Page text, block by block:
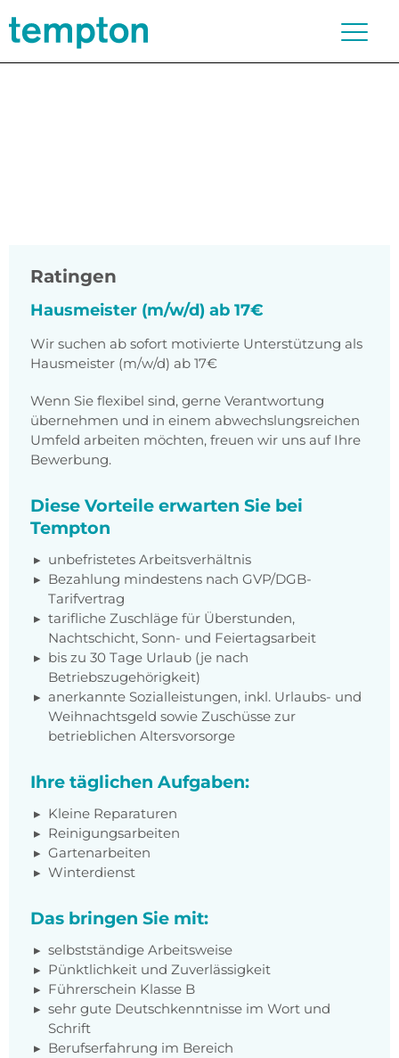
Ratingen
Hausmeister (m/w/d) ab 17€
Wir suchen ab sofort motivierte Unterstützung als
Hausmeister (m/w/d) ab 17€
Wenn Sie flexibel sind, gerne Verantwortung
übernehmen und in einem abwechslungsreichen
Umfeld arbeiten möchten, freuen wir uns auf Ihre
Bewerbung.
Diese Vorteile erwarten Sie bei
Tempton
unbefristetes Arbeitsverhältnis
Bezahlung mindestens nach GVP/DGB-
Tarifvertrag
tarifliche Zuschläge für Überstunden,
Nachtschicht, Sonn- und Feiertagsarbeit
bis zu 30 Tage Urlaub (je nach
Betriebszugehörigkeit)
anerkannte Sozialleistungen, inkl. Urlaubs- und
Weihnachtsgeld sowie Zuschüsse zur
betrieblichen Altersvorsorge
Ihre täglichen Aufgaben:
Kleine Reparaturen
Reinigungsarbeiten
Gartenarbeiten
Winterdienst
Das bringen Sie mit:
selbstständige Arbeitsweise
Pünktlichkeit und Zuverlässigkeit
Führerschein Klasse B
sehr gute Deutschkenntnisse im Wort und
Schrift
Berufserfahrung im Bereich